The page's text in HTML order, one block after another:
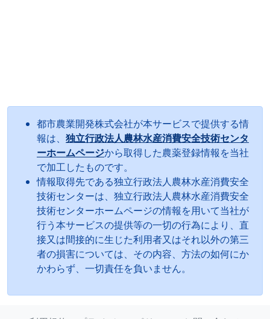
都市農業開発株式会社が本サービスで提供する情
報は、 独立行政法人農林水産消費安全技術センタ
ーホームページから取得した農薬登録情報を当社
で加工したものです。
情報取得先である独立行政法人農林水産消費安全
技術センターは、独立行政法人農林水産消費安全
技術センターホームページの情報を用いて当社が
行う本サービスの提供等の一切の行為により、直
接又は間接的に生じた利用者又はそれ以外の第三
者の損害については、その内容、方法の如何にか
かわらず、一切責任を負いません。